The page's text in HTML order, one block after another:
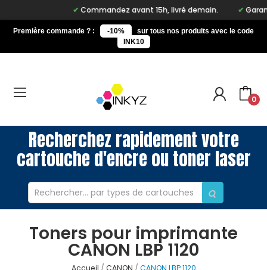
Commandez avant 15h, livré demain.
Première commande ? : -10%
sur tous nos produits avec le code
INK10
0
Recherchez rapidement votre
cartouche d'encre ou toner laser
Toners pour imprimante
CANON LBP 1120